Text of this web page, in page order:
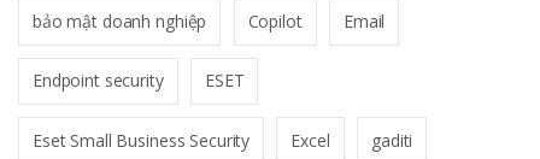
bảo mật doanh nghiệp Copilot Email
Endpoint security ESET
Eset Small Business Security Excel gaditi